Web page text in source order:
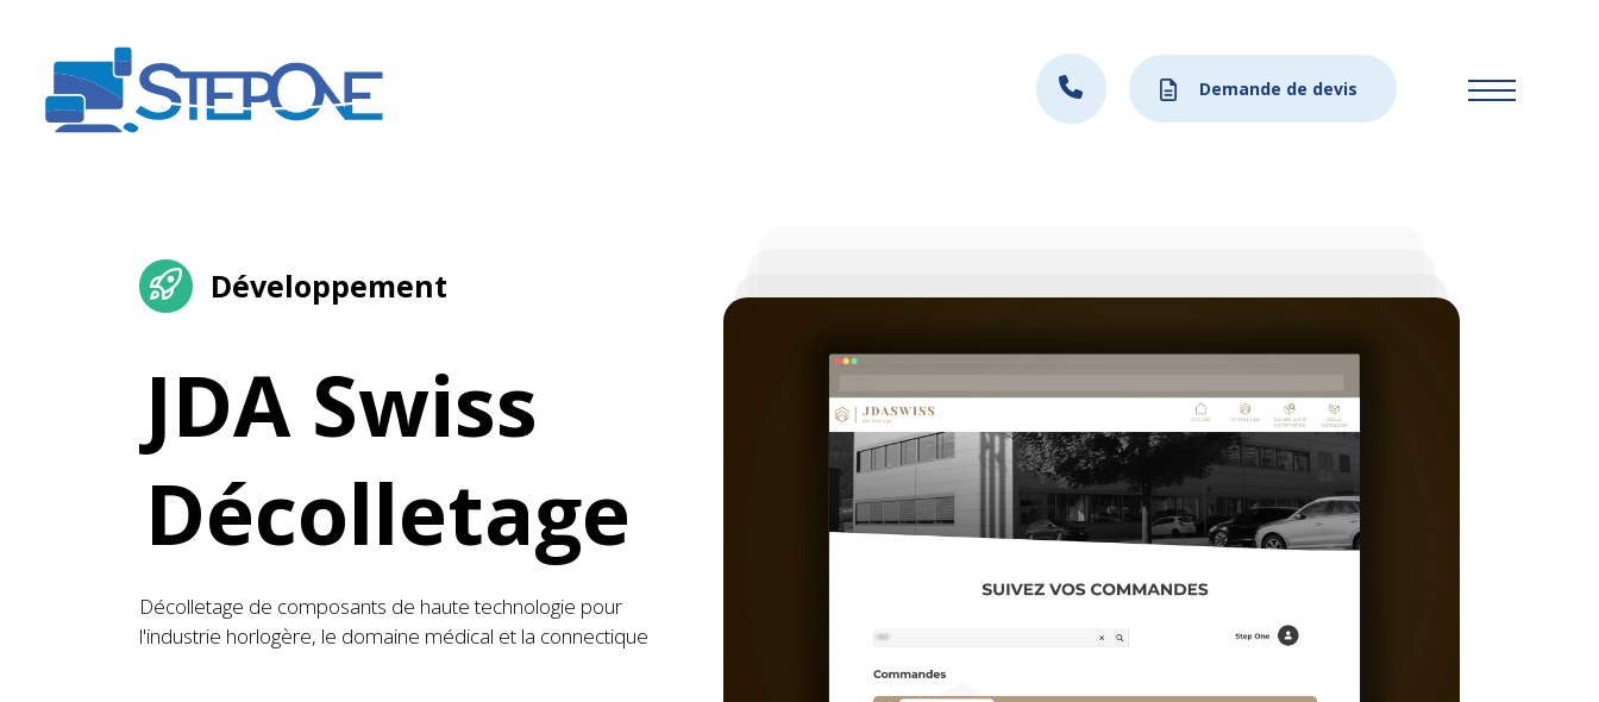
Demande de devis
Développement
JDA Swiss
Décolletage
Décolletage de composants de haute technologie pour
l'industrie horlogère, le domaine médical et la connectique